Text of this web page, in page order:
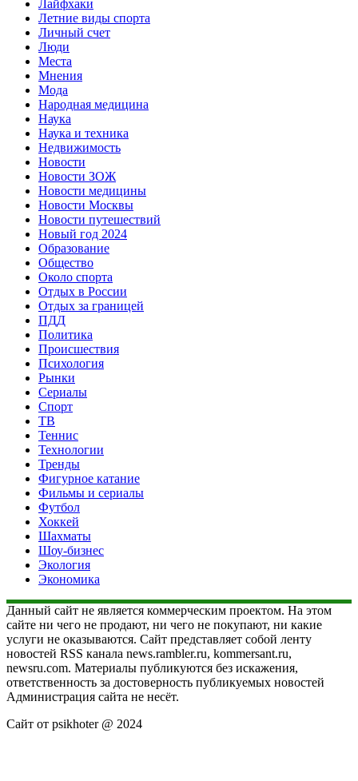
Лайфхаки
Летние виды спорта
Личный счет
Люди
Места
Мнения
Мода
Народная медицина
Наука
Наука и техника
Недвижимость
Новости
Новости ЗОЖ
Новости медицины
Новости Москвы
Новости путешествий
Новый год 2024
Образование
Общество
Около спорта
Отдых в России
Отдых за границей
ПДД
Политика
Происшествия
Психология
Рынки
Сериалы
Спорт
ТВ
Теннис
Технологии
Тренды
Фигурное катание
Фильмы и сериалы
Футбол
Хоккей
Шахматы
Шоу-бизнес
Экология
Экономика
Данный сайт не является коммерческим проектом. На этом
сайте ни чего не продают, ни чего не покупают, ни какие
услуги не оказываются. Сайт представляет собой ленту
новостей RSS канала news.rambler.ru, kommersant.ru,
newsru.com. Материалы публикуются без искажения,
ответственность за достоверность публикуемых новостей
Администрация сайта не несёт.
Сайт от psikhoter @ 2024